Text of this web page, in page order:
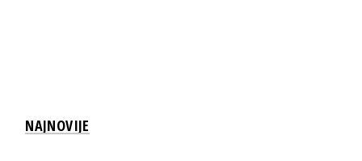
NAJNOVIJE